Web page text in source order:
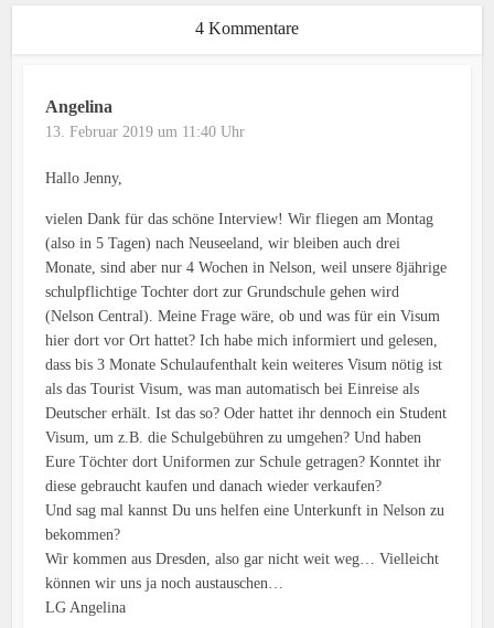
4 Kommentare
Angelina
13. Februar 2019 um 11:40 Uhr
Hallo Jenny,
vielen Dank für das schöne Interview! Wir fliegen am Montag
(also in 5 Tagen) nach Neuseeland, wir bleiben auch drei
Monate, sind aber nur 4 Wochen in Nelson, weil unsere 8jährige
schulpflichtige Tochter dort zur Grundschule gehen wird
(Nelson Central). Meine Frage wäre, ob und was für ein Visum
hier dort vor Ort hattet? Ich habe mich informiert und gelesen,
dass bis 3 Monate Schulaufenthalt kein weiteres Visum nötig ist
als das Tourist Visum, was man automatisch bei Einreise als
Deutscher erhält. Ist das so? Oder hattet ihr dennoch ein Student
Visum, um z.B. die Schulgebühren zu umgehen? Und haben
Eure Töchter dort Uniformen zur Schule getragen? Konntet ihr
diese gebraucht kaufen und danach wieder verkaufen?
Und sag mal kannst Du uns helfen eine Unterkunft in Nelson zu
bekommen?
Wir kommen aus Dresden, also gar nicht weit weg… Vielleicht
können wir uns ja noch austauschen…
LG Angelina